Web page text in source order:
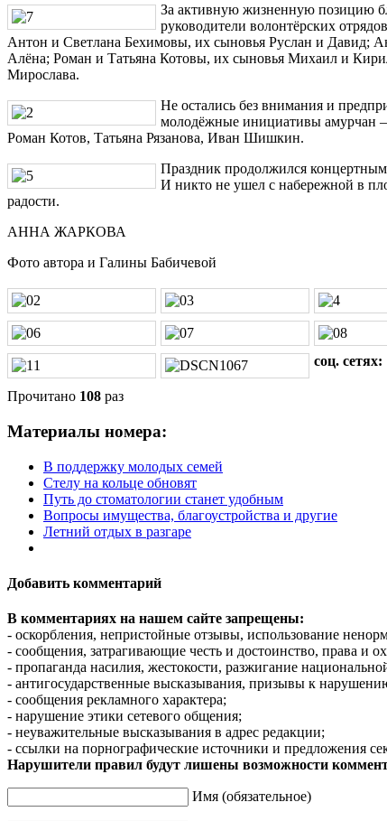
За активную жизненную позицию
руководители волонтёрских
Антон и Светлана Бехимовы, их сыновья Руслан и Давид;
Алёна; Роман и Татьяна Котовы, их сыновья Михаил и
Мирослава.
Не остались без внимания и
молодёжные инициативы амурчан
Роман Котов, Татьяна Рязанова, Иван Шишкин.
Праздник продолжился
И никто не ушел с набережной в
радости.
АННА ЖАРКОВА
Фото автора и Галины Бабичевой
соц. сетях:
Прочитано 108 раз
Материалы номера:
В поддержку молодых семей
Стелу на кольце обновят
Путь до стоматологии станет удобным
Вопросы имущества, благоустройства и другие
Летний отдых в разгаре
Добавить комментарий
В комментариях на нашем сайте запрещены:
- оскорбления, непристойные отзывы, использование
- сообщения, затрагивающие честь и достоинство, права и
- пропаганда насилия, жестокости, разжигание
- антигосударственные высказывания, призывы к
- сообщения рекламного характера;
- нарушение этики сетевого общения;
- неуважительные высказывания в адрес редакции;
- ссылки на порнографические источники и предложения
Нарушители правил будут лишены возможности
Имя (обязательное)